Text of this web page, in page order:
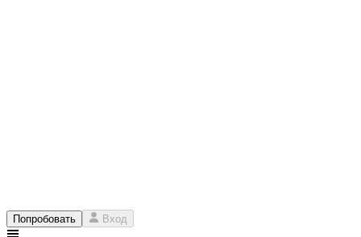
Попробовать Вход